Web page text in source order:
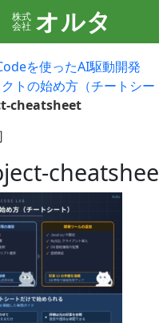
株式
会社 オルタ
を使ったAI駆動開発
トの始め方（チートシー
cheatsheet